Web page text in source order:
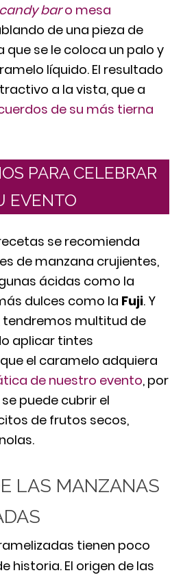
candy baro mesa
de una pieza de
que se le coloca un palo y
líquido. El resultado
a la vista, que a
de su más tierna
PARA CELEBRAR
EVENTO
se recomienda
de manzana crujientes,
ácidas como la
dulces como la Fuji. Y
multitud de
aplicar tintes
el caramelo adquiera
de nuestro evento, por
puede cubrir el
de frutos secos,
LAS MANZANAS
tienen poco
historia. El origen de las